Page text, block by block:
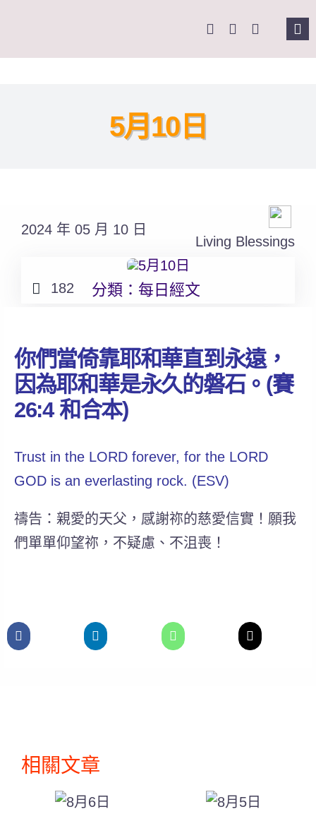
content
5月10日
2024 年 05 月 10 日
Living Blessings
182 分類： 每日經文
你們當倚靠耶和華直到永遠，
因為耶和華是永久的磐石。(賽
26:4 和合本)
Trust in the LORD forever, for the LORD
GOD is an everlasting rock. (ESV)
禱告：親愛的天父，感謝祢的慈愛信實！願我
們單單仰望祢，不疑慮、不沮喪！
相關文章